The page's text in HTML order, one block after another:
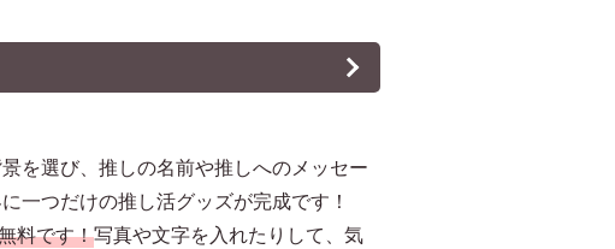
を選び、推しの名前や推しへのメッセー
一つだけの推し活グッズが完成です！
料です！写真や文字を入れたりして、気